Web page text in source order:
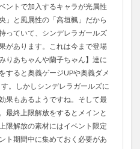
ントで加入するキャラが光属性
」と風属性の「高垣楓」だから
っていて、シンデレラガールズ
があります。これは今まで登場
りあちゃんや蘭子ちゃん】達に
すると奥義ゲージUPや奥義ダメ
。しかしシンデレラガールズに
果もあるようですね。そして最
最終上限解放をするとメインと
限解放の素材にはイベント限定
ト期間中に集めておく必要があ